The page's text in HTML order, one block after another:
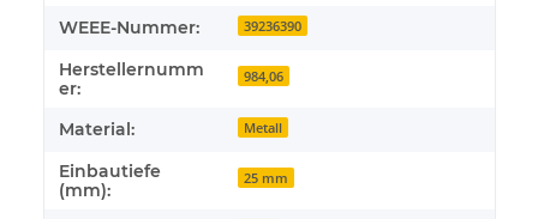
WEEE-Nummer: 39236390
Herstellernumm
er:
984,06
Material: Metall
Einbautiefe
(mm):
25 mm